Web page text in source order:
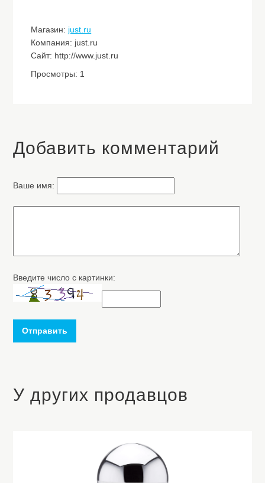
Магазин: just.ru
Компания: just.ru
Сайт: http://www.just.ru
Просмотры: 1
Добавить комментарий
Ваше имя:
Введите число с картинки:
Отправить
У других продавцов